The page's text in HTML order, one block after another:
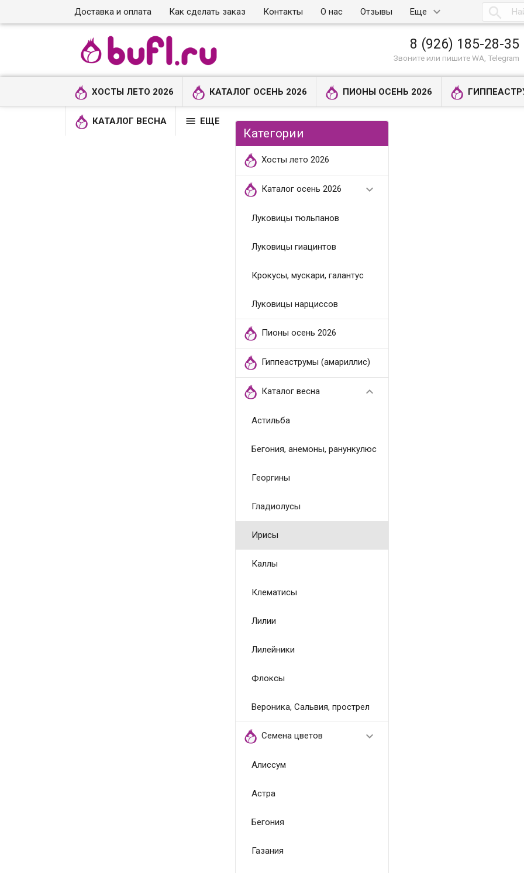
Доставка и оплата Как сделать заказ Контакты О нас Отзывы Еще 
8 (926) 185-28-35
Звоните или пишите WA, Telegram
ХОСТЫ ЛЕТО 2026 КАТАЛОГ ОСЕНЬ 2026 ПИОНЫ ОСЕНЬ 2026
КАТАЛОГ ВЕСНА  ЕЩЕ
Категории
Хосты лето 2026
Каталог осень 2026 
Луковицы тюльпанов
Луковицы гиацинтов
Крокусы, мускари, галантус
Луковицы нарциссов
Пионы осень 2026
Гиппеаструмы (амариллис)
Каталог весна 
Астильба
Бегония, анемоны, ранункулюс
Георгины
Гладиолусы
Ирисы
Каллы
Клематисы
Лилии
Лилейники
Флоксы
Вероника, Сальвия, прострел
Семена цветов 
Алиссум
Астра
Бегония
Газания